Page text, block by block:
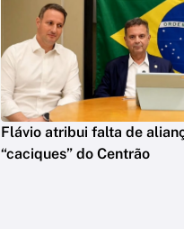
Flávio atribui falta de
“caciques” do Centrão